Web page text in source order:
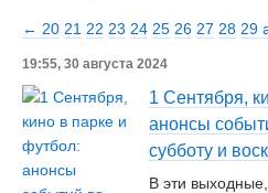
← 20 21 22 23 24 25 26 27 28 29
19:55, 30 августа 2024
1 Сентября,
анонсы
субботу и
В эти